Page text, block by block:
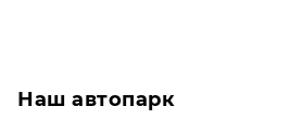
Наш автопарк